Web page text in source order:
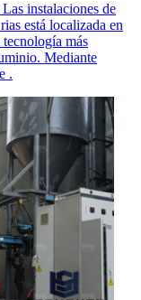
instalaciones de
está localizada en
más
Mediante
.